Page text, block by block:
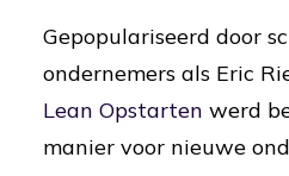
Gepopulariseerd door
ondernemers als Eric
Lean Opstarten werd
manier voor nieuwe